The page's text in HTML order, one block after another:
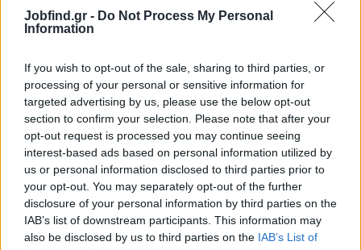
Jobfind.gr - Do Not Process My Personal
Information
If you wish to opt-out of the sale, sharing to third parties, or
processing of your personal or sensitive information for
targeted advertising by us, please use the below opt-out
section to confirm your selection. Please note that after your
opt-out request is processed you may continue seeing
interest-based ads based on personal information utilized by
us or personal information disclosed to third parties prior to
your opt-out. You may separately opt-out of the further
disclosure of your personal information by third parties on the
IAB’s list of downstream participants. This information may
also be disclosed by us to third parties on the IAB’s List of
Θέσεις εργασίας